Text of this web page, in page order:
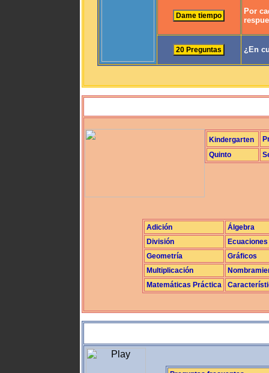
Por
¿En
Kindergarten
Quinto
Adición
Álgebra
División
Ecuaciones
Geometría
Gráficos
Multiplicación
Matemáticas Práctica